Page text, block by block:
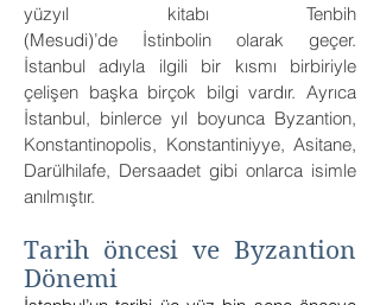
yüzyıl kitabı Tenbih
(Mesudi)’de İstinbolin olarak geçer.
İstanbul adıyla ilgili bir kısmı birbiriyle
çelişen başka birçok bilgi vardır. Ayrıca
İstanbul, binlerce yıl boyunca Byzantion,
Konstantinopolis, Konstantiniyye, Asitane,
Darülhilafe, Dersaadet gibi onlarca isimle
anılmıştır.
Tarih öncesi ve Byzantion
Dönemi